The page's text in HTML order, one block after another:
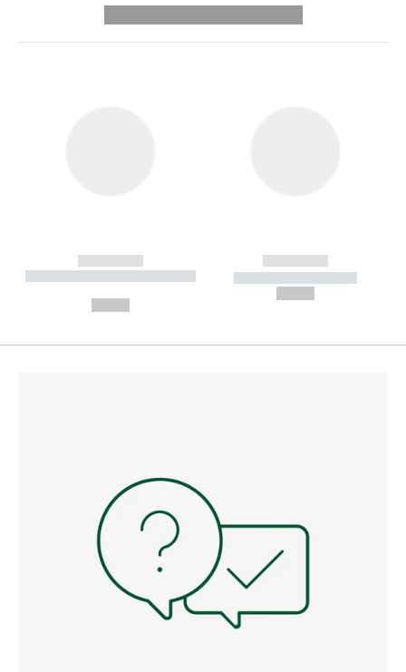
------------
----------- ----------- --------
------------
----------- -----------